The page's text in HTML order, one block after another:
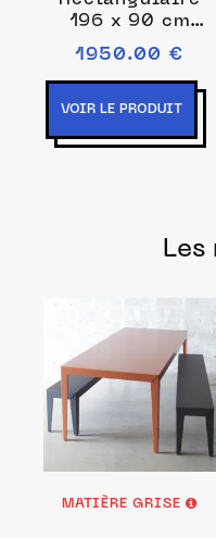
196 x 90 cm
Bellevie en
Aluminium
1950.00 €
VOIR LE PRODUIT
Les
MATIÈRE GRISE